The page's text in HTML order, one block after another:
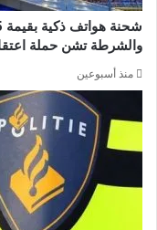
والشرطة تشن حملة
منذ أسبوعين